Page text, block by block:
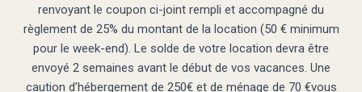
renvoyant le coupon ci-joint rempli et accompagné du
règlement de 25% du montant de la location (50 € minimum
pour le week-end). Le solde de votre location devra être
envoyé 2 semaines avant le début de vos vacances. Une
caution d’hébergement de 250€ et de ménage de 70 €vous